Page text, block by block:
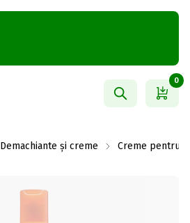
0
Demachiante și creme Creme pentru